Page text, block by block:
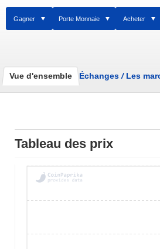
Gagner Porte Monnaie Acheter
Vue d'ensemble Échanges /Les
Tableau des prix